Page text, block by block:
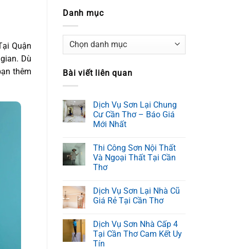
Quận
Dù
thêm
Danh mục
Danh
mục
Bài viết liên quan
Dịch Vụ Sơn Lại Chung
Cư Cần Thơ – Báo Giá
Mới Nhất
Thi Công Sơn Nội Thất
Và Ngoại Thất Tại Cần
Thơ
Dịch Vụ Sơn Lại Nhà Cũ
Giá Rẻ Tại Cần Thơ
Dịch Vụ Sơn Nhà Cấp 4
Tại Cần Thơ Cam Kết Uy
Tín